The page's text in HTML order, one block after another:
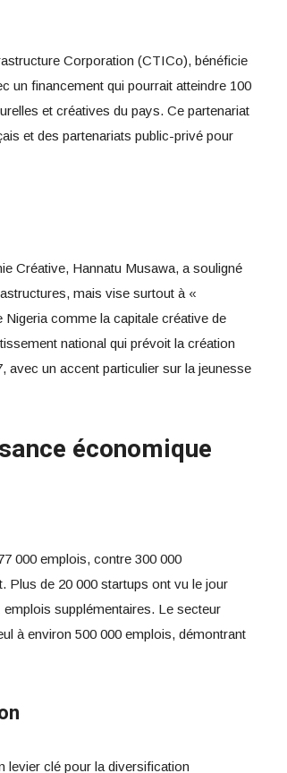
Corporation (CTICo), bénéficie
un financement qui pourrait atteindre 100
et créatives du pays. Ce partenariat
et des partenariats public-privé pour
Créative, Hannatu Musawa, a souligné
mais vise surtout à «
comme la capitale créative de
national qui prévoit la création
avec un accent particulier sur la jeunesse
économique
000 emplois, contre 300 000
Plus de 20 000 startups ont vu le jour
supplémentaires. Le secteur
à environ 500 000 emplois, démontrant
levier clé pour la diversification